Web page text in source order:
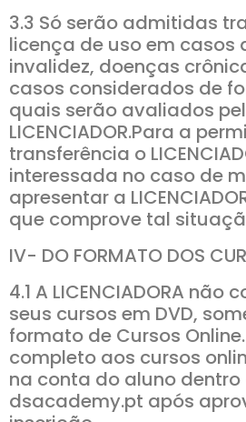
3.3 Só serão admitidas
licença de uso em casos
invalidez, doenças
casos considerados de
quais serão avaliados
LICENCIADOR.Para a
transferência o
interessada no caso de
apresentar a
que comprove tal
IV- DO FORMATO DOS
4.1 A LICENCIADORA não
seus cursos em DVD,
formato de Cursos
completo aos cursos
na conta do aluno dentro
dsacademy.pt após